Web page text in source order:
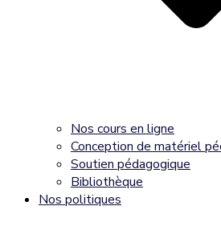
Nos cours en ligne
Conception de matériel
Soutien pédagogique
Bibliothèque
Nos politiques